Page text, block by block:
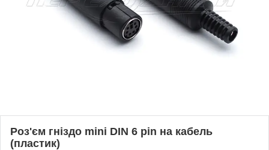
Роз'єм гніздо mini DIN 6 pin на кабель
(пластик)